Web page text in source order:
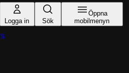
Logga in Sök
Öppna
mobilmenyn